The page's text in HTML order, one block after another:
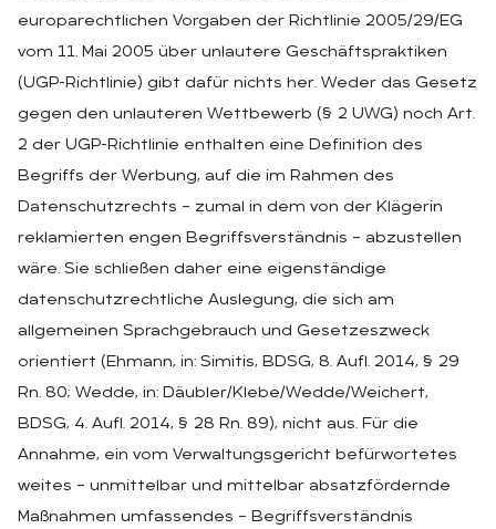
europarechtlichen Vorgaben der Richtlinie 2005/29/EG
vom 11. Mai 2005 über unlautere Geschäftspraktiken
(UGP-Richtlinie) gibt dafür nichts her. Weder das Gesetz
gegen den unlauteren Wettbewerb (§ 2 UWG) noch Art.
2 der UGP-Richtlinie enthalten eine Definition des
Begriffs der Werbung, auf die im Rahmen des
Datenschutzrechts – zumal in dem von der Klägerin
reklamierten engen Begriffsverständnis – abzustellen
wäre. Sie schließen daher eine eigenständige
datenschutzrechtliche Auslegung, die sich am
allgemeinen Sprachgebrauch und Gesetzeszweck
orientiert (Ehmann, in: Simitis, BDSG, 8. Aufl. 2014, § 29
Rn. 80; Wedde, in: Däubler/Klebe/Wedde/Weichert,
BDSG, 4. Aufl. 2014, § 28 Rn. 89), nicht aus. Für die
Annahme, ein vom Verwaltungsgericht befürwortetes
weites – unmittelbar und mittelbar absatzfördernde
Maßnahmen umfassendes – Begriffsverständnis